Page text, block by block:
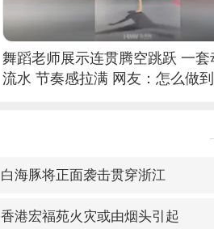
舞蹈老师展示连贯腾空跳跃 一套
流水 节奏感拉满 网友：怎么做
白海豚将正面袭击贯穿浙江
香港宏福苑火灾或由烟头引起